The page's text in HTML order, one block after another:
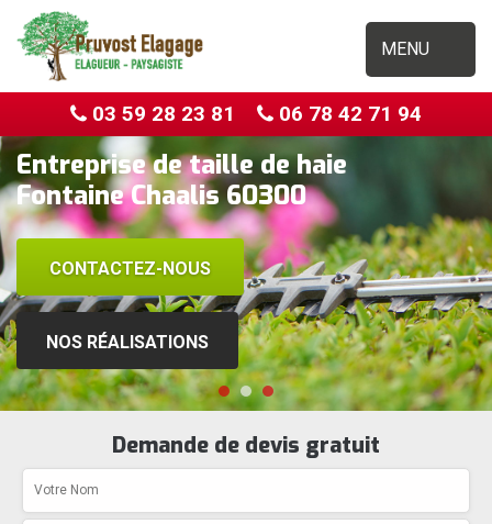
MENU
03 59 28 23 81 06 78 42 71 94
Entreprise de taille de haie
Fontaine Chaalis 60300
CONTACTEZ-NOUS
NOS RÉALISATIONS
Demande de devis gratuit